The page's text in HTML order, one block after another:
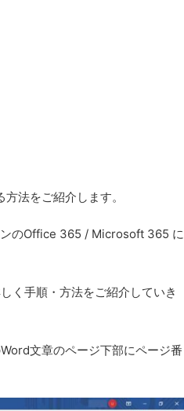
法をご紹介します。
のOffice 365 / Microsoft 365 に
く手順・方法をご紹介していき
文章のページ下部にページ番